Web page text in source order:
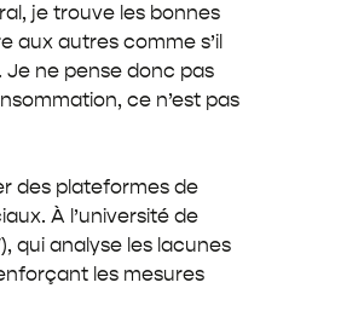
je trouve les bonnes
aux autres comme s’il
Je ne pense donc pas
ce n’est pas
des plateformes de
À l’université de
qui analyse les lacunes
les mesures